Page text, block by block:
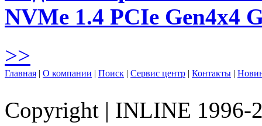
NVMe 1.4 PCIe Gen4х4
>>
Главная | О компании | Поиск | Сервис центр | Контакты |
Copyright | INLINE 1996-